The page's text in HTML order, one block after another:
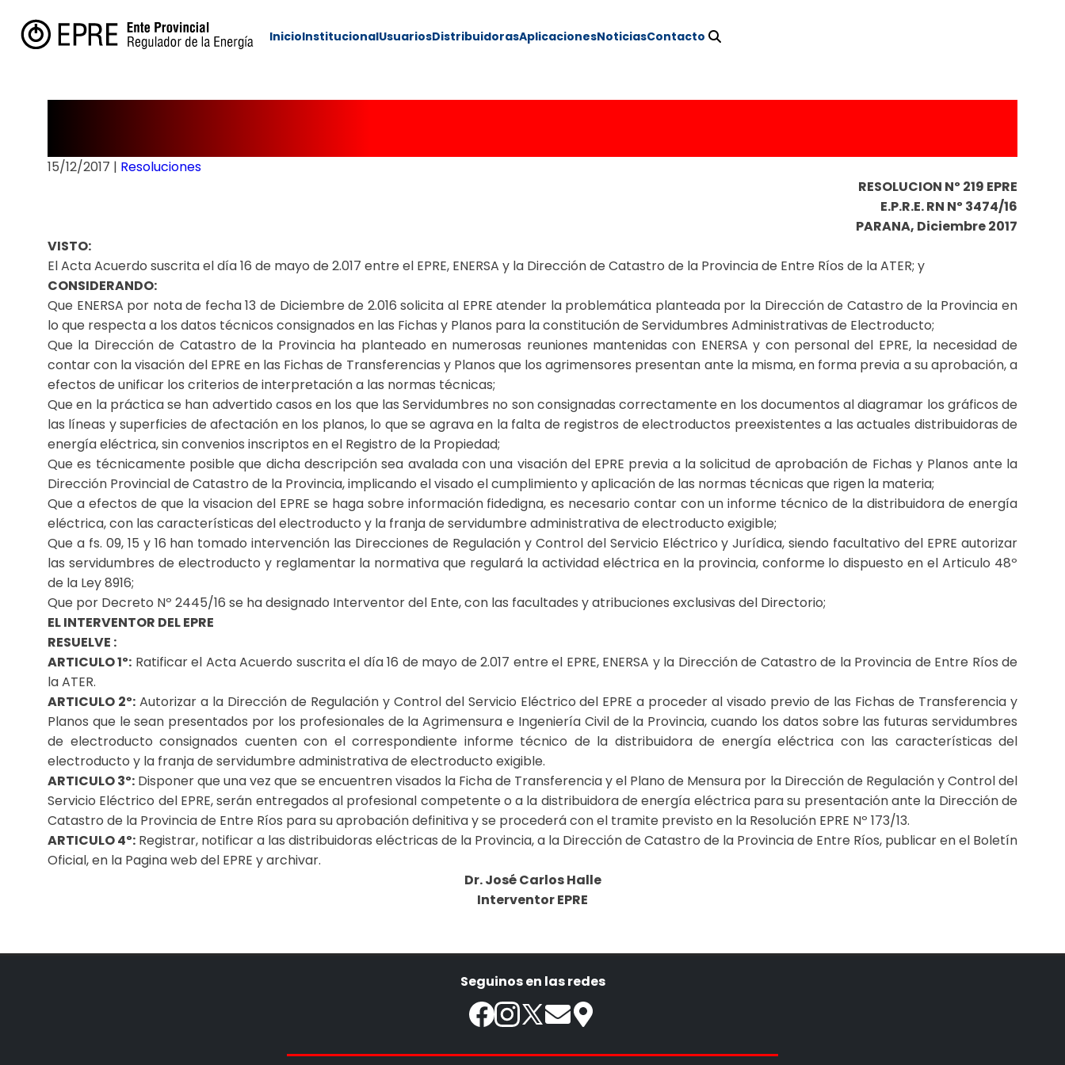
InicioInstitucionalUsuariosDistribuidorasAplicacionesNoticiasContacto
15/12/2017 | Resoluciones
RESOLUCION Nº 219 EPRE
E.P.R.E. RN Nº 3474/16
PARANA, Diciembre 2017
VISTO:
El Acta Acuerdo suscrita el día 16 de mayo de 2.017 entre el EPRE, ENERSA y la Dirección de Catastro de la Provincia de Entre Ríos de la ATER; y
CONSIDERANDO:
Que ENERSA por nota de fecha 13 de Diciembre de 2.016 solicita al EPRE atender la problemática planteada por la Dirección de Catastro de la Provincia en
lo que respecta a los datos técnicos consignados en las Fichas y Planos para la constitución de Servidumbres Administrativas de Electroducto;
Que la Dirección de Catastro de la Provincia ha planteado en numerosas reuniones mantenidas con ENERSA y con personal del EPRE, la necesidad de
contar con la visación del EPRE en las Fichas de Transferencias y Planos que los agrimensores presentan ante la misma, en forma previa a su aprobación, a
efectos de unificar los criterios de interpretación a las normas técnicas;
Que en la práctica se han advertido casos en los que las Servidumbres no son consignadas correctamente en los documentos al diagramar los gráficos de
las líneas y superficies de afectación en los planos, lo que se agrava en la falta de registros de electroductos preexistentes a las actuales distribuidoras de
energía eléctrica, sin convenios inscriptos en el Registro de la Propiedad;
Que es técnicamente posible que dicha descripción sea avalada con una visación del EPRE previa a la solicitud de aprobación de Fichas y Planos ante la
Dirección Provincial de Catastro de la Provincia, implicando el visado el cumplimiento y aplicación de las normas técnicas que rigen la materia;
Que a efectos de que la visacion del EPRE se haga sobre información fidedigna, es necesario contar con un informe técnico de la distribuidora de energía
eléctrica, con las características del electroducto y la franja de servidumbre administrativa de electroducto exigible;
Que a fs. 09, 15 y 16 han tomado intervención las Direcciones de Regulación y Control del Servicio Eléctrico y Jurídica, siendo facultativo del EPRE autorizar
las servidumbres de electroducto y reglamentar la normativa que regulará la actividad eléctrica en la provincia, conforme lo dispuesto en el Articulo 48º
de la Ley 8916;
Que por Decreto Nº 2445/16 se ha designado Interventor del Ente, con las facultades y atribuciones exclusivas del Directorio;
EL INTERVENTOR DEL EPRE
RESUELVE :
ARTICULO 1º: Ratificar el Acta Acuerdo suscrita el día 16 de mayo de 2.017 entre el EPRE, ENERSA y la Dirección de Catastro de la Provincia de Entre Ríos de
la ATER.
ARTICULO 2º:Autorizar a la Dirección de Regulación y Control del Servicio Eléctrico del EPRE a proceder al visado previo de las Fichas de Transferencia y
Planos que le sean presentados por los profesionales de la Agrimensura e Ingeniería Civil de la Provincia, cuando los datos sobre las futuras servidumbres
de electroducto consignados cuenten con el correspondiente informe técnico de la distribuidora de energía eléctrica con las características del
electroducto y la franja de servidumbre administrativa de electroducto exigible.
ARTICULO 3º: Disponer que una vez que se encuentren visados la Ficha de Transferencia y el Plano de Mensura por la Dirección de Regulación y Control del
Servicio Eléctrico del EPRE, serán entregados al profesional competente o a la distribuidora de energía eléctrica para su presentación ante la Dirección de
Catastro de la Provincia de Entre Ríos para su aprobación definitiva y se procederá con el tramite previsto en la Resolución EPRE Nº 173/13.
ARTICULO 4º: Registrar, notificar a las distribuidoras eléctricas de la Provincia, a la Dirección de Catastro de la Provincia de Entre Ríos, publicar en el Boletín
Oficial, en la Pagina web del EPRE y archivar.
Dr. José Carlos Halle
Interventor EPRE
Seguinos en las redes